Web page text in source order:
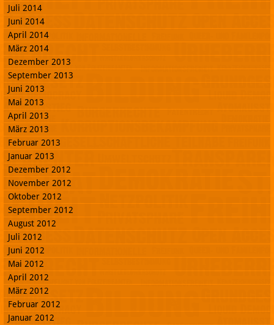
Juli 2014
Juni 2014
April 2014
März 2014
Dezember 2013
September 2013
Juni 2013
Mai 2013
April 2013
März 2013
Februar 2013
Januar 2013
Dezember 2012
November 2012
Oktober 2012
September 2012
August 2012
Juli 2012
Juni 2012
Mai 2012
April 2012
März 2012
Februar 2012
Januar 2012